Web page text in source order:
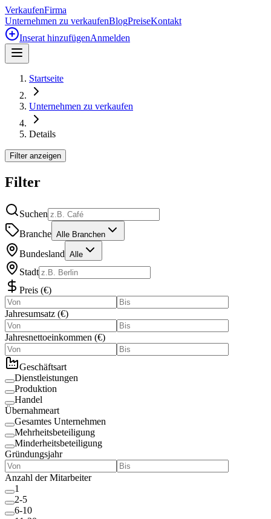
VerkaufenFirma
Unternehmen zu verkaufenBlogPreiseKontakt
Inserat hinzufügenAnmelden
Startseite
Unternehmen zu verkaufen
Details
Filter anzeigen
Filter
Suchen
Branche Alle Branchen
Bundesland Alle
Stadt
Preis (€)
Jahresumsatz (€)
Jahresnettoeinkommen (€)
Geschäftsart
Dienstleistungen
Produktion
Handel
Übernahmeart
Gesamtes Unternehmen
Mehrheitsbeteiligung
Minderheitsbeteiligung
Gründungsjahr
Anzahl der Mitarbeiter
1
2-5
6-10